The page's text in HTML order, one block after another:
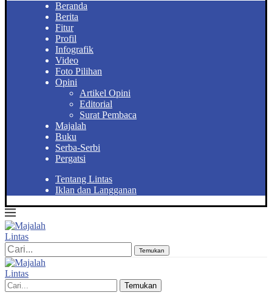
Beranda
Berita
Fitur
Profil
Infografik
Video
Foto Pilihan
Opini
Artikel Opini
Editorial
Surat Pembaca
Majalah
Buku
Serba-Serbi
Pergatsi
Tentang Lintas
Iklan dan Langganan
Temukan
Temukan